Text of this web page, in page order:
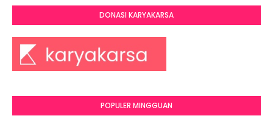
DONASI KARYAKARSA
POPULER MINGGUAN